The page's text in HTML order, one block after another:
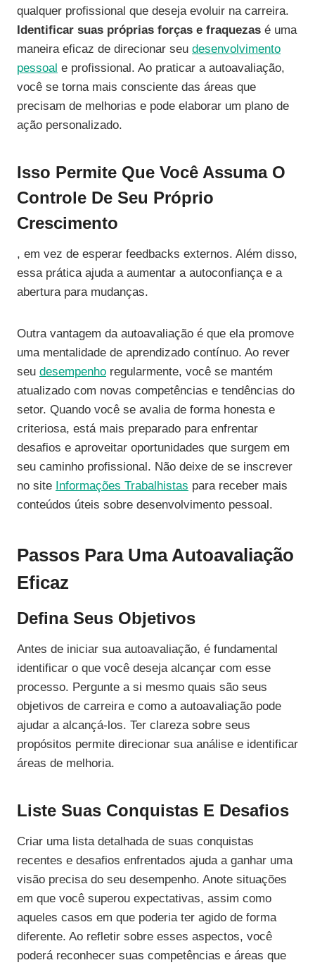
qualquer profissional que deseja evoluir na carreira.
Identificar suas próprias forças e fraquezas é uma
maneira eficaz de direcionar seu desenvolvimento
pessoal e profissional. Ao praticar a autoavaliação,
você se torna mais consciente das áreas que
precisam de melhorias e pode elaborar um plano de
ação personalizado.
Isso Permite Que Você Assuma O
Controle De Seu Próprio
Crescimento
, em vez de esperar feedbacks externos. Além disso,
essa prática ajuda a aumentar a autoconfiança e a
abertura para mudanças.
Outra vantagem da autoavaliação é que ela promove
uma mentalidade de aprendizado contínuo. Ao rever
seu desempenho regularmente, você se mantém
atualizado com novas competências e tendências do
setor. Quando você se avalia de forma honesta e
criteriosa, está mais preparado para enfrentar
desafios e aproveitar oportunidades que surgem em
seu caminho profissional. Não deixe de se inscrever
no site Informações Trabalhistas para receber mais
conteúdos úteis sobre desenvolvimento pessoal.
Passos Para Uma Autoavaliação
Eficaz
Defina Seus Objetivos
Antes de iniciar sua autoavaliação, é fundamental
identificar o que você deseja alcançar com esse
processo. Pergunte a si mesmo quais são seus
objetivos de carreira e como a autoavaliação pode
ajudar a alcançá-los. Ter clareza sobre seus
propósitos permite direcionar sua análise e identificar
áreas de melhoria.
Liste Suas Conquistas E Desafios
Criar uma lista detalhada de suas conquistas
recentes e desafios enfrentados ajuda a ganhar uma
visão precisa do seu desempenho. Anote situações
em que você superou expectativas, assim como
aqueles casos em que poderia ter agido de forma
diferente. Ao refletir sobre esses aspectos, você
poderá reconhecer suas competências e áreas que